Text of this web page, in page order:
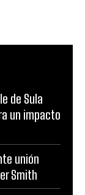
de Sula
un impacto
unión
Smith